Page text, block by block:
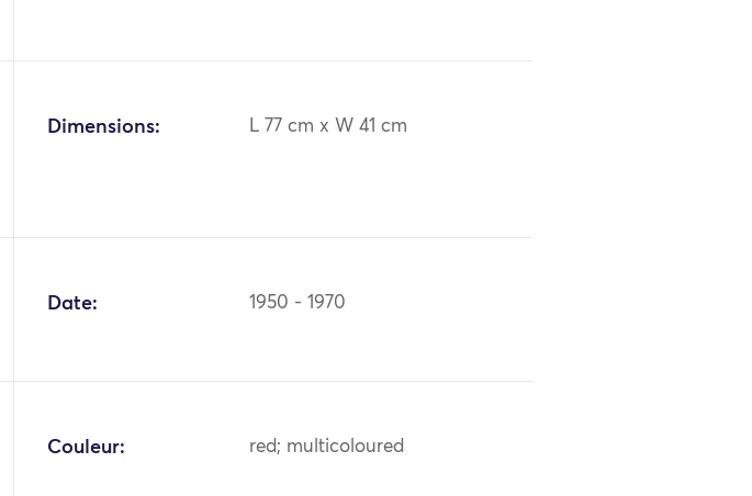
Dimensions: L 77 cm x W 41 cm
Date: 1950 - 1970
Couleur: red; multicoloured